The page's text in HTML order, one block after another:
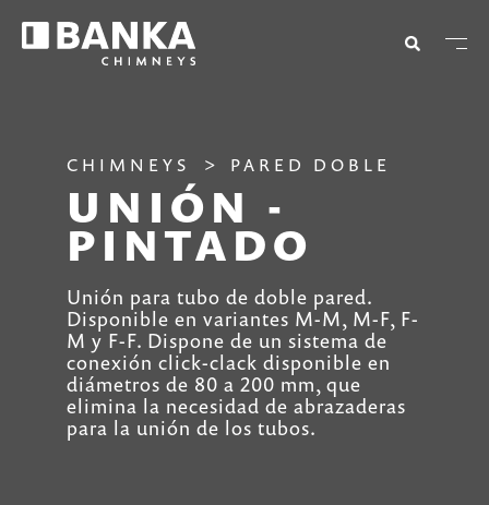
CHIMNEYS PARED DOBLE
UNIÓN -
PINTADO
Unión para tubo de doble pared.
Disponible en variantes M-M, M-F, F-
M y F-F. Dispone de un sistema de
conexión click-clack disponible en
diámetros de 80 a 200 mm, que
elimina la necesidad de abrazaderas
para la unión de los tubos.